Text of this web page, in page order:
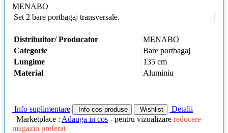
MENABO
Set 2 bare portbagaj transversale.
Distribuitor/ Producator
MENABO
Categorie
Bare portbagaj
Lungime
135 cm
Material
Aluminiu
Info suplimentare Info cos produse Wishlist
Detalii
Marketplace : Adauga in cos - pentru vizualizare reducere
magazin preferat